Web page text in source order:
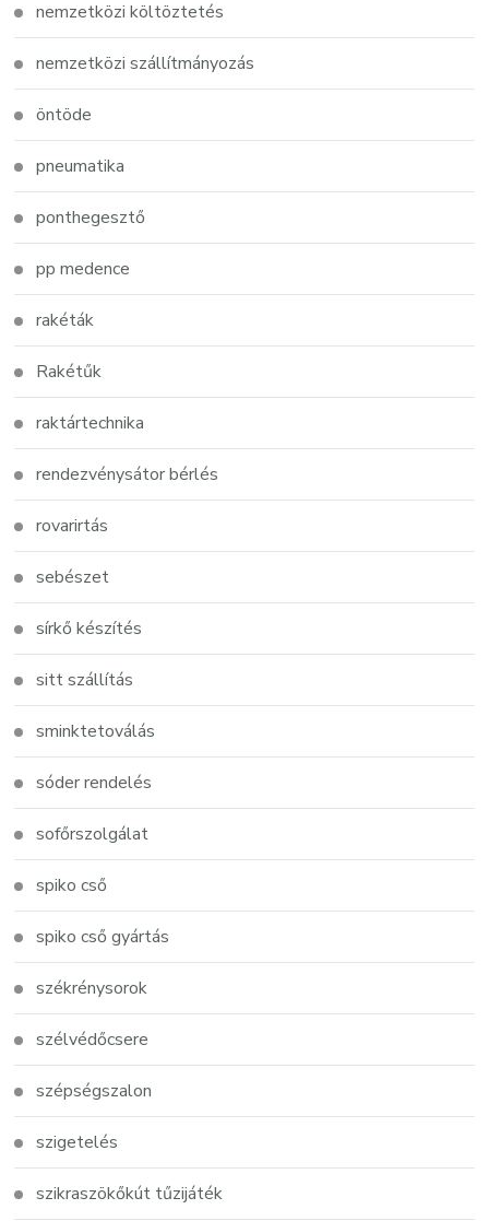
nemzetközi költöztetés
nemzetközi szállítmányozás
öntöde
pneumatika
ponthegesztő
pp medence
rakéták
Rakétűk
raktártechnika
rendezvénysátor bérlés
rovarirtás
sebészet
sírkő készítés
sitt szállítás
sminktetoválás
sóder rendelés
sofőrszolgálat
spiko cső
spiko cső gyártás
székrénysorok
szélvédőcsere
szépségszalon
szigetelés
szikraszökőkút tűzijáték